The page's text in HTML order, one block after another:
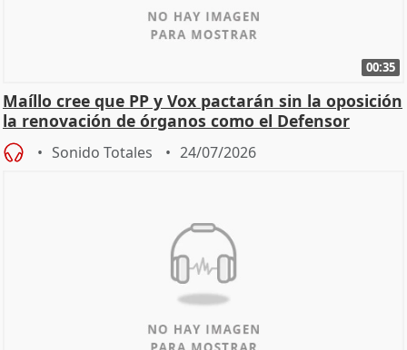
00:35
Maíllo cree que PP y Vox pactarán sin la oposición
la renovación de órganos como el Defensor
Sonido Totales 24/07/2026